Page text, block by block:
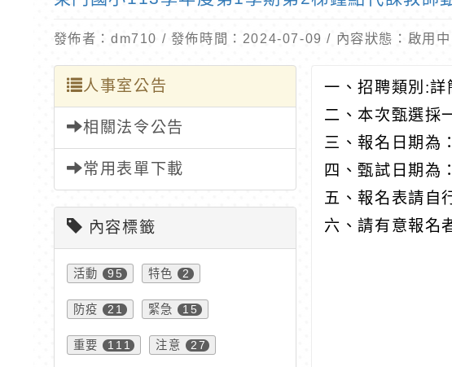
發佈者：dm710 / 發佈時間：2024-07-09 / 內容狀態：啟用中
人事室公告
相關法令公告
常用表單下載
內容標籤
活動 95 特色 2
防疫 21 緊急 15
重要 111 注意 27
一、招聘類別 :詳
二、本次甄選採
三、報名日期為：
四、甄試日期為：
五、報名表請自
六、請有意報名